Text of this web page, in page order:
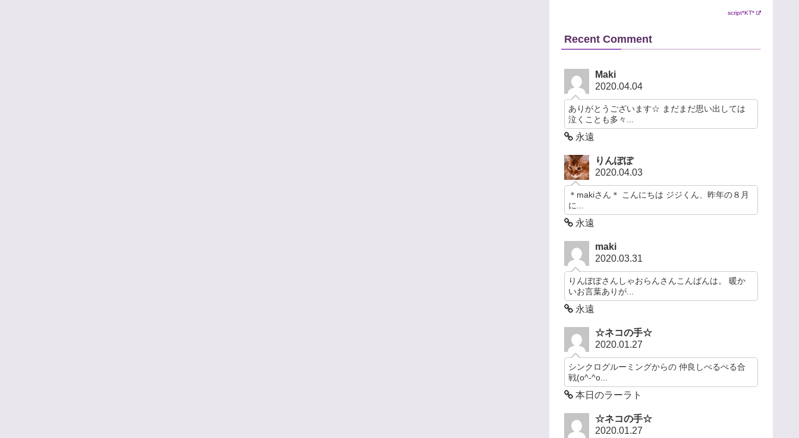
script*KT*
Recent Comment
Maki
2020.04.04
ありがとうございます☆ まだまだ思い出しては
泣くことも多々...
永遠
りんぽぽ
2020.04.03
＊makiさん＊ こんにちは ジジくん、昨年の８月
に...
永遠
maki
2020.03.31
りんぽぽさんしゃおらんさんこんばんは。 暖か
いお言葉ありが...
永遠
☆ネコの手☆
2020.01.27
シンクログルーミングからの 仲良しぺるぺる合
戦(o^-^o...
本日のラーラト
☆ネコの手☆
2020.01.27